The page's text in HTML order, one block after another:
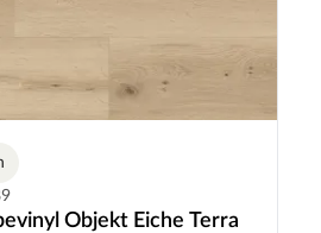
Objekt Eiche Terra